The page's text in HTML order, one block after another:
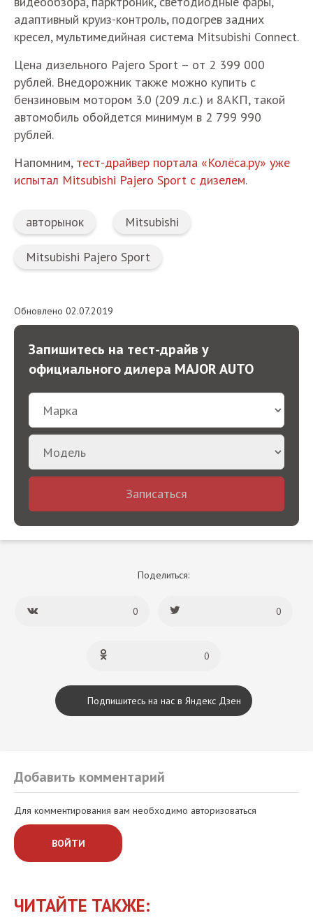
адаптивный круиз-контроль, подогрев задних
кресел, мультимедийная система Mitsubishi Connect.
Цена дизельного Pajero Sport – от 2 399 000
рублей. Внедорожник также можно купить с
бензиновым мотором 3.0 (209 л.с.) и 8АКП, такой
автомобиль обойдется минимум в 2 799 990
рублей.
Напомним, тест-драйвер портала «Колёса.ру» уже
испытал Mitsubishi Pajero Sport с дизелем.
авторынок Mitsubishi
Mitsubishi Pajero Sport
Обновлено 02.07.2019
Запишитесь на тест-драйв у
официального дилера MAJOR AUTO
Записаться
Поделиться:
0 0
0
Подпишитесь на нас в Яндекс Дзен
Добавить комментарий
Для комментирования вам необходимо авторизоваться
ВОЙТИ
ЧИТАЙТЕ ТАКЖЕ: